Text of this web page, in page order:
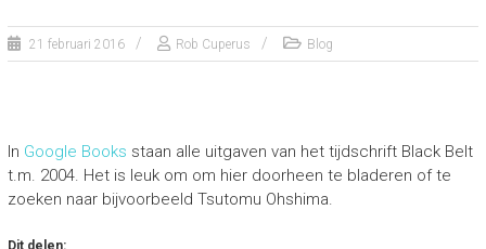
21 februari 2016 Rob Cuperus Blog
In Google Books staan alle uitgaven van het tijdschrift Black Belt
t.m. 2004. Het is leuk om om hier doorheen te bladeren of te
zoeken naar bijvoorbeeld Tsutomu Ohshima.
Dit delen: